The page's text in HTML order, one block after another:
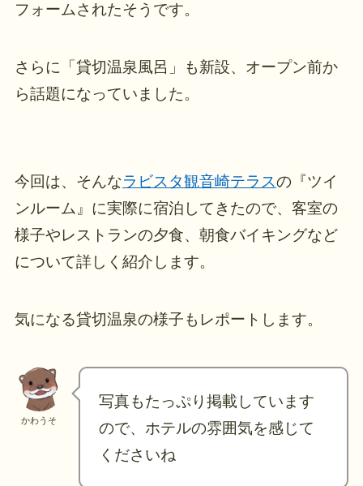
フォームされたそうです。
さらに「貸切温泉風呂」も新設、オープン前か
ら話題になっていました。
今回は、そんなラビスタ観音崎テラスの『ツイ
ンルーム』に実際に宿泊してきたので、客室の
様子やレストランの夕食、朝食バイキングなど
について詳しく紹介します。
気になる貸切温泉の様子もレポートします。
かわうそ
写真もたっぷり掲載しています
ので、ホテルの雰囲気を感じて
くださいね